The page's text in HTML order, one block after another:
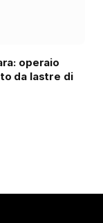
operaio
da lastre di